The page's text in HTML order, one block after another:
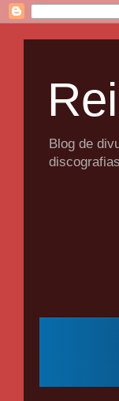
Blog de
discografias